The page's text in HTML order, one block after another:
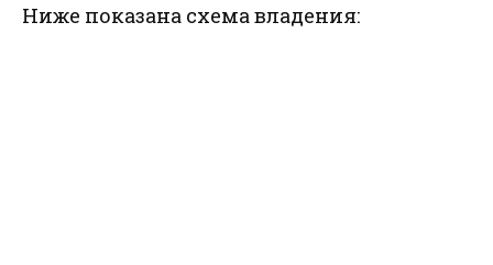
Ниже показана схема владения: